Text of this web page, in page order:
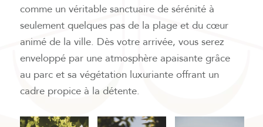
comme un véritable sanctuaire de sérénité à
seulement quelques pas de la plage et du cœur
animé de la ville. Dès votre arrivée, vous serez
enveloppé par une atmosphère apaisante grâce
au parc et sa végétation luxuriante offrant un
cadre propice à la détente.